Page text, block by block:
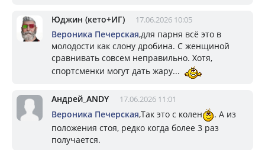
Юджин (кето+ИГ) 17.06.2026 10:05
Вероника Печерская,для парня всё это в
молодости как слону дробина. С женщиной
сравнивать совсем неправильно. Хотя,
спортсменки могут дать жару...
Андрей_ANDY 17.06.2026 11:01
Вероника Печерская,Так это с колен
. А из
положения стоя, редко когда более 3 раз
получается.